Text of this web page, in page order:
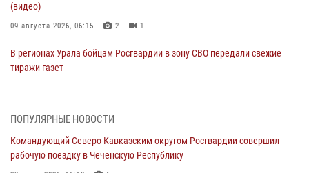
(видео)
09 августа 2026, 06:15 2 1
В регионах Урала бойцам Росгвардии в зону СВО передали свежие
тиражи газет
Росгвардейцы провели занятие по стрелковой подготовке для
краеведения Луганской Народной Республики
09 августа 2026, 05:00
ПОПУЛЯРНЫЕ НОВОСТИ
Командующий Северо-Кавказским округом Росгвардии совершил
рабочую поездку в Чеченскую Республику